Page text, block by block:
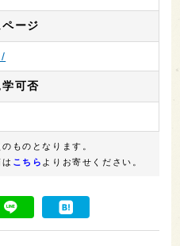
ージ
可否
ものとなります。
こちら よりお寄せください。